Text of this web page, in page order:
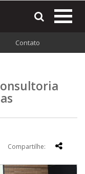
Contato
Compartilhe: